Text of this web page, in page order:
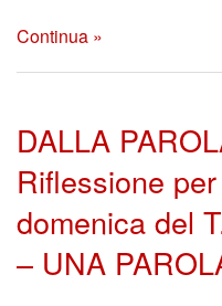
Continua »
DALLA
Riflessione
domenica del
– UNA